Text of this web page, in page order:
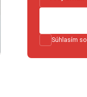
Súhlasím so